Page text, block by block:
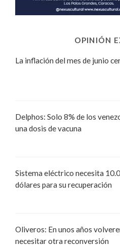
OPINIÓN
La inflación del mes de junio
Delphos: Solo 8% de los
una dosis de vacuna
Sistema eléctrico necesita
dólares para su recuperación
Oliveros: En unos años
necesitar otra reconversión